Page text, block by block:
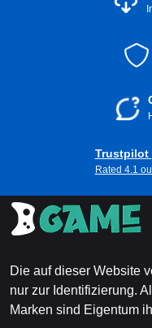
Trustpilot
Rated 4.1
Die auf dieser Website
nur zur Identifizierung.
Marken sind Eigentum